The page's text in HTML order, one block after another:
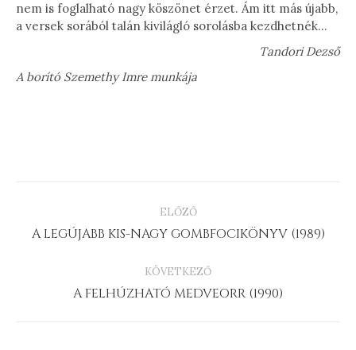
nem is foglalható nagy köszönet érzet. Ám itt más újabb,
a versek sorából talán kivilágló sorolásba kezdhetnék…
Tandori Dezső
A borító Szemethy Imre munkája
PROJECT
NAVIGATION
ELŐZŐ
Previous
A LEGÚJABB KIS-NAGY GOMBFOCIKÖNYV (1989)
KÖVETKEZŐ
Next
A FELHÚZHATÓ MEDVEORR (1990)